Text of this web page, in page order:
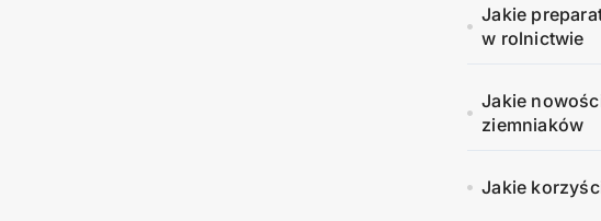
Jakie
w rolnictwie
Jakie
ziemniaków
Jakie